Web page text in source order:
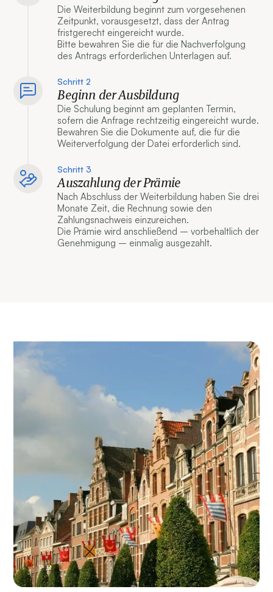
Die Weiterbildung beginnt zum vorgesehenen
Zeitpunkt, vorausgesetzt, dass der Antrag
fristgerecht eingereicht wurde.
Bitte bewahren Sie die für die Nachverfolgung
des Antrags erforderlichen Unterlagen auf.
Schritt 2
Beginn der Ausbildung
Die Schulung beginnt am geplanten Termin,
sofern die Anfrage rechtzeitig eingereicht wurde.
Bewahren Sie die Dokumente auf, die für die
Weiterverfolgung der Datei erforderlich sind.
Schritt 3
Auszahlung der Prämie
Nach Abschluss der Weiterbildung haben Sie drei
Monate Zeit, die Rechnung sowie den
Zahlungsnachweis einzureichen.
Die Prämie wird anschließend – vorbehaltlich der
Genehmigung – einmalig ausgezahlt.